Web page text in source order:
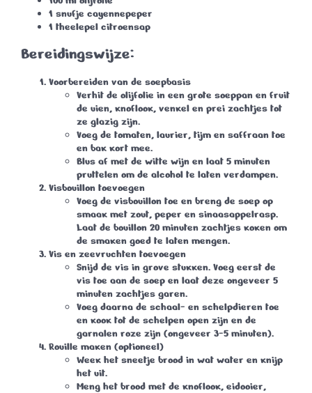
1 snufje cayennepeper
1 theelepel citroensap
Bereidingswijze:
Voorbereiden van de soepbasis
Verhit de olijfolie in een grote soeppan en fruit
de uien, knoflook, venkel en prei zachtjes tot
ze glazig zijn.
Voeg de tomaten, laurier, tijm en saffraan toe
en bak kort mee.
Blus af met de witte wijn en laat 5 minuten
pruttelen om de alcohol te laten verdampen.
Visbouillon toevoegen
Voeg de visbouillon toe en breng de soep op
smaak met zout, peper en sinaasappelrasp.
Laat de bouillon 20 minuten zachtjes koken om
de smaken goed te laten mengen.
Vis en zeevruchten toevoegen
Snijd de vis in grove stukken. Voeg eerst de
vis toe aan de soep en laat deze ongeveer 5
minuten zachtjes garen.
Voeg daarna de schaal- en schelpdieren toe
en kook tot de schelpen open zijn en de
garnalen roze zijn (ongeveer 3-5 minuten).
Rouille maken (optioneel)
Week het sneetje brood in wat water en knijp
het uit.
Meng het brood met de knoflook, eidooier,